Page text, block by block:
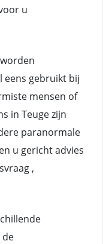
u
eens gebruikt bij
mensen of
in Teuge zijn
paranormale
u gericht advies
,